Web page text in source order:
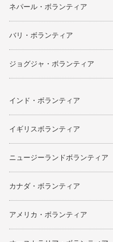
ネパール・ボランティア
バリ・ボランティア
ジョグジャ・ボランティア
インド・ボランティア
イギリスボランティア
ニュージーランドボランティア
カナダ・ボランティア
アメリカ・ボランティア